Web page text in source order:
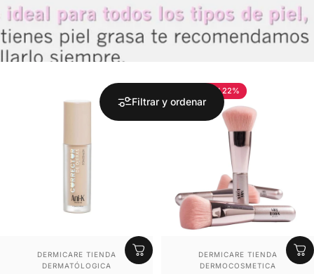
Filtrar y ordenar
Proveedor:
DERMICARE TIENDA
DERMATÓLOGICA
¡Solo por hoy! 22%
Proveedor:
DERMICARE TIENDA
DERMOCOSMETICA